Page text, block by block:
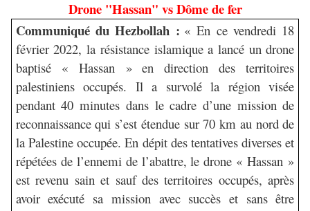
Drone "Hassan" vs Dôme de fer
Communiqué du Hezbollah : « En ce vendredi 18
février 2022, la résistance islamique a lancé un drone
baptisé « Hassan » en direction des territoires
palestiniens occupés. Il a survolé la région visée
pendant 40 minutes dans le cadre d’une mission de
reconnaissance qui s’est étendue sur 70 km au nord de
la Palestine occupée. En dépit des tentatives diverses et
répétées de l’ennemi de l’abattre, le drone « Hassan »
est revenu sain et sauf des territoires occupés, après
avoir exécuté sa mission avec succès et sans être